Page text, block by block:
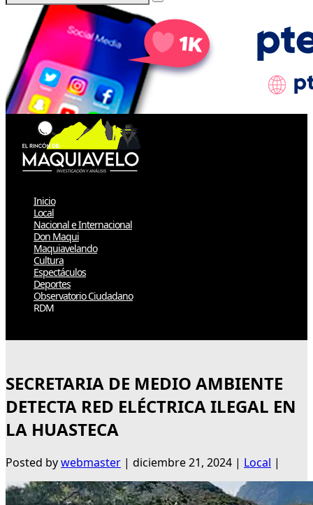
Inicio
Local
Nacional e Internacional
Don Maqui
Maquiavelando
Cultura
Espectáculos
Deportes
Observatorio Ciudadano
RDM
SECRETARIA DE MEDIO AMBIENTE
DETECTA RED ELÉCTRICA ILEGAL EN
LA HUASTECA
Posted bywebmaster | diciembre 21, 2024 | Local |